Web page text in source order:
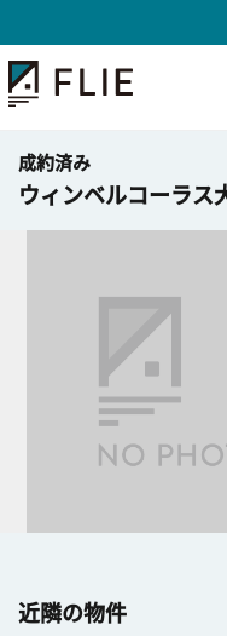
成約済み
ウィンベルコーラス
近隣の物件